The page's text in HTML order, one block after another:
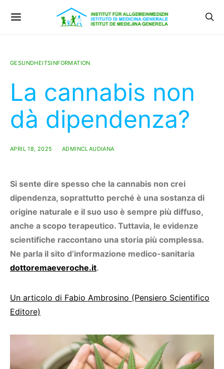
GESUNDHEITSINFORMATION
La cannabis non
dà dipendenza?
APRIL 18, 2025 ADMINCLAUDIANA
Si sente dire spesso che la cannabis non crei
dipendenza, soprattutto perché è una sostanza di
origine naturale e il suo uso è sempre più diffuso,
anche a scopo terapeutico. Tuttavia, le evidenze
scientifiche raccontano una storia più complessa.
Ne parla il sito d’informazione medico-sanitaria
dottoremaeveroche.it.
Un articolo di Fabio Ambrosino (Pensiero Scientifico
Editore)